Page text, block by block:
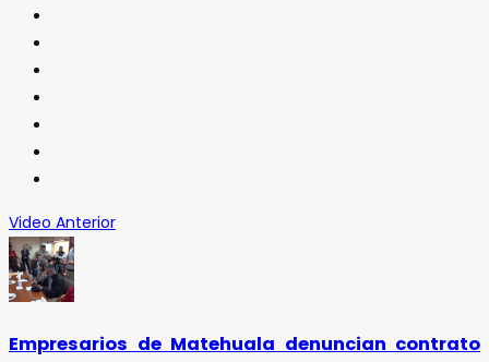
Video Anterior
Empresarios de Matehuala denuncian contrato